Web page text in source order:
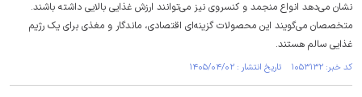
نشان می‌دهد انواع منجمد و کنسروی نیز می‌توانند ارزش غذایی بالایی داشته باشند.
متخصصان می‌گویند این محصولات گزینه‌ای اقتصادی، ماندگار و مغذی برای یک رژیم
غذایی سالم هستند.
کد خبر: ۱۰۵۳۱۳۲ تاریخ انتشار : ۱۴۰۵/۰۴/۰۲